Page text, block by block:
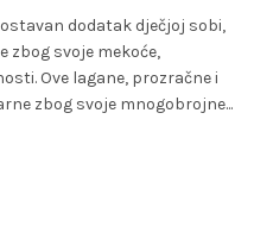
dodatak dječjoj sobi,
zbog svoje mekoće,
Ove lagane, prozračne i
zbog svoje mnogobrojne...